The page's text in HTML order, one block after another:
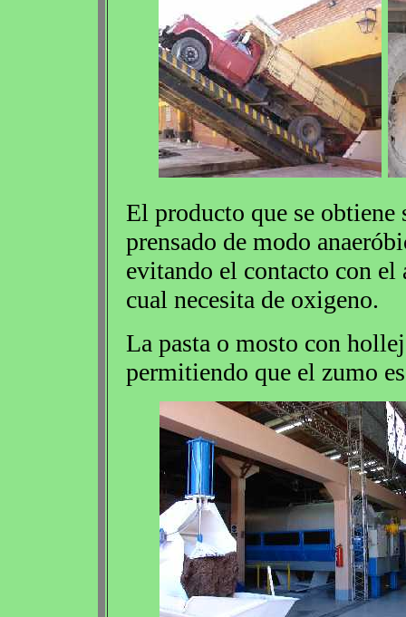
El producto que se obtiene
prensado de modo
evitando el contacto con
cual necesita de oxigeno.
La pasta o mosto con
permitiendo que el zumo